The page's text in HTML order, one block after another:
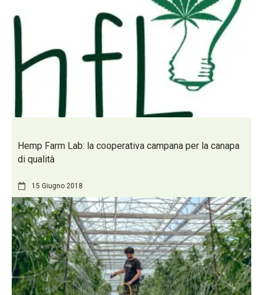
Hemp Farm Lab: la cooperativa campana per la canapa
di qualità
15 Giugno 2018